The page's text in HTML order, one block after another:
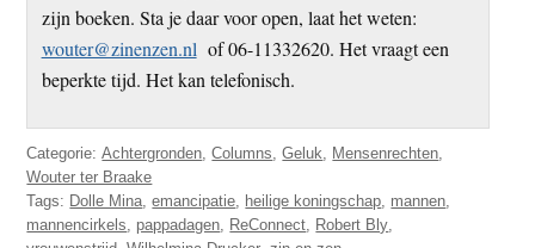
zijn boeken. Sta je daar voor open, laat het weten:
wouter@zinenzen.nl of 06-11332620. Het vraagt een
beperkte tijd. Het kan telefonisch.
Categorie:Achtergronden,Columns,Geluk, Mensenrechten,
Wouter ter Braake
Tags: Dolle Mina,emancipatie, heilige koningschap, mannen,
mannencirkels, pappadagen, ReConnect, Robert Bly,